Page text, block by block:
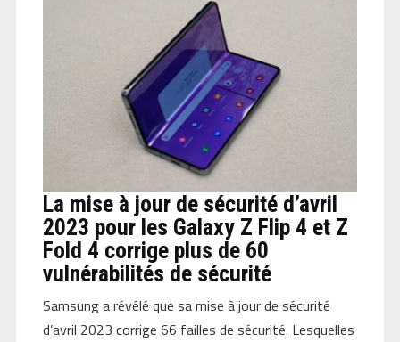
La mise à jour de sécurité d’avril
2023 pour les Galaxy Z Flip 4 et Z
Fold 4 corrige plus de 60
vulnérabilités de sécurité
Samsung a révélé que sa mise à jour de sécurité
d’avril 2023 corrige 66 failles de sécurité. Lesquelles